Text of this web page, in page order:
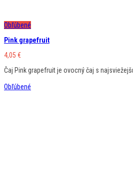
Obľúbené
Pink grapefruit
4,05 €
Čaj Pink grapefruit je ovocný čaj s
Obľúbené